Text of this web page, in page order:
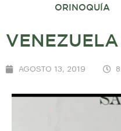
ORINOQUÍA
AGOSTO 13, 2019